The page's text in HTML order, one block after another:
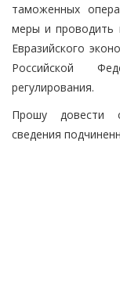
таможенных
меры и проводить
Евразийского
Российской
регулирования.
Прошу довести
сведения